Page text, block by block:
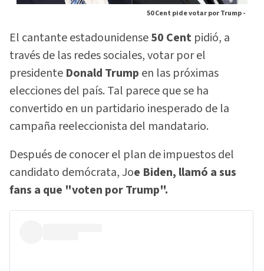
50 Cent pide votar por Trump -
El cantante estadounidense50 Cent pidió, a
través de las redes sociales, votar por el
presidente Donald Trump en las próximas
elecciones del país. Tal parece que se ha
convertido en un partidario inesperado de la
campaña reeleccionista del mandatario.
Después de conocer el plan de impuestos del
candidato demócrata, Joe Biden, llamó a sus
fans a que "voten por Trump".